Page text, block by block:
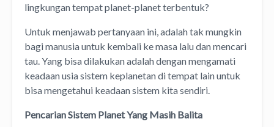
lingkungan tempat planet-planet terbentuk?
Untuk menjawab pertanyaan ini, adalah tak mungkin
bagi manusia untuk kembali ke masa lalu dan mencari
tau. Yang bisa dilakukan adalah dengan mengamati
keadaan usia sistem keplanetan di tempat lain untuk
bisa mengetahui keadaan sistem kita sendiri.
Pencarian Sistem Planet Yang Masih Balita